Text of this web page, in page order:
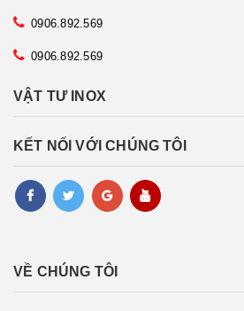
0906.892.569
0906.892.569
VẬT TƯ INOX
KẾT NỐI VỚI CHÚNG TÔI
VỀ CHÚNG TÔI